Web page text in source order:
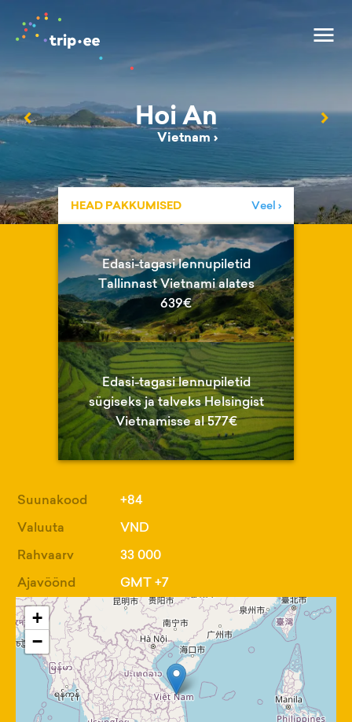
‹ Hoi An
Vietnam ›
›
HEAD PAKKUMISED Veel ›
Edasi-tagasi lennupiletid
Tallinnast Vietnami alates
639€
Edasi-tagasi lennupiletid
sügiseks ja talveks Helsingist
Vietnamisse al 577€
Suunakood
+84
Valuuta
VND
Rahvaarv
33 000
Ajavöönd
GMT +7
+
−